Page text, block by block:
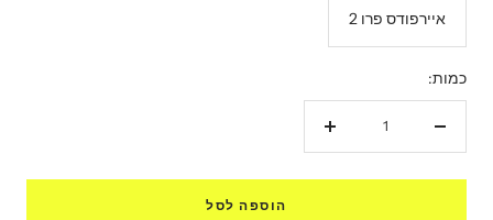
איירפודס פרו 2
כמות:
הגדל
הוספה לסל